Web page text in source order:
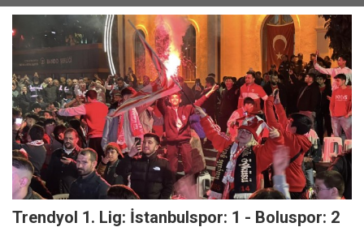
Trendyol 1. Lig: İstanbulspor: 1 - Boluspor: 2